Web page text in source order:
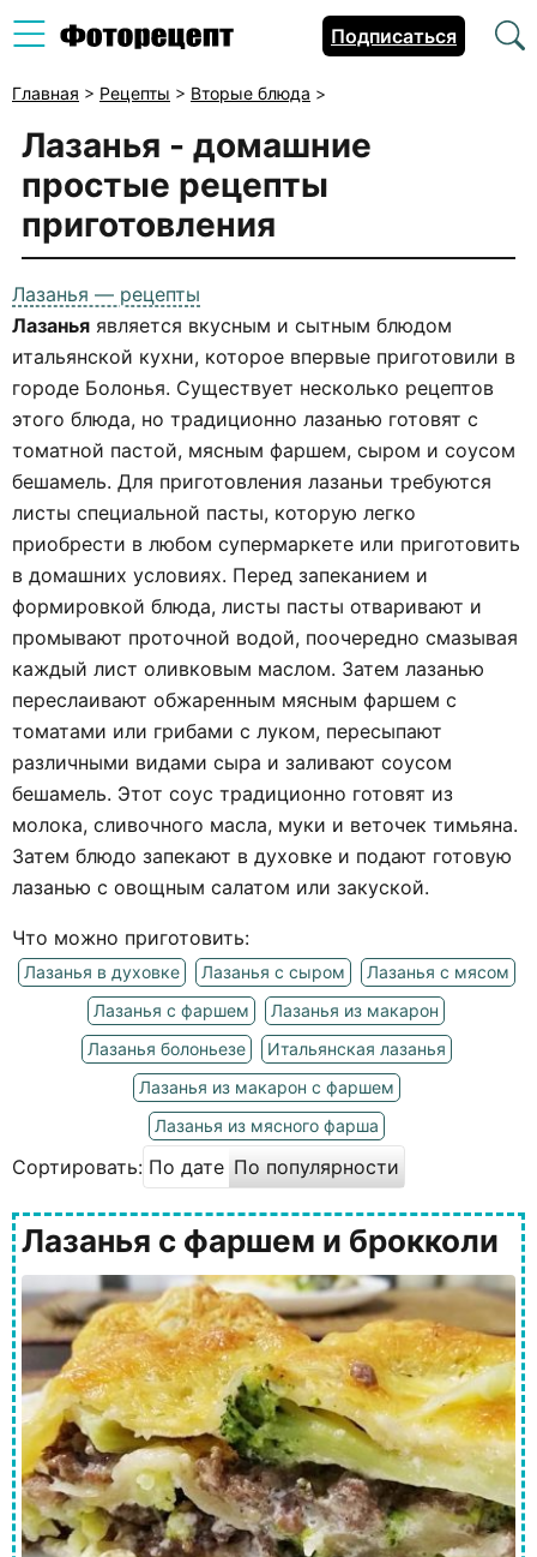
Подписаться
Главная > Рецепты > Вторые блюда >
Лазанья - домашние
простые рецепты
приготовления
Лазанья — рецепты
Лазанья является вкусным и сытным блюдом
итальянской кухни, которое впервые приготовили в
городе Болонья. Существует несколько рецептов
этого блюда, но традиционно лазанью готовят с
томатной пастой, мясным фаршем, сыром и соусом
бешамель. Для приготовления лазаньи требуются
листы специальной пасты, которую легко
приобрести в любом супермаркете или приготовить
в домашних условиях. Перед запеканием и
формировкой блюда, листы пасты отваривают и
промывают проточной водой, поочередно смазывая
каждый лист оливковым маслом. Затем лазанью
переслаивают обжаренным мясным фаршем с
томатами или грибами с луком, пересыпают
различными видами сыра и заливают соусом
бешамель. Этот соус традиционно готовят из
молока, сливочного масла, муки и веточек тимьяна.
Затем блюдо запекают в духовке и подают готовую
лазанью с овощным салатом или закуской.
Что можно приготовить:
Лазанья в духовке Лазанья с сыром
Лазанья с мясом
Лазанья с фаршем
Лазанья из макарон
Лазанья болоньезе
Итальянская лазанья
Лазанья из макарон с фаршем
Лазанья из мясного фарша
Сортировать: По дате По популярности
Лазанья с фаршем и брокколи